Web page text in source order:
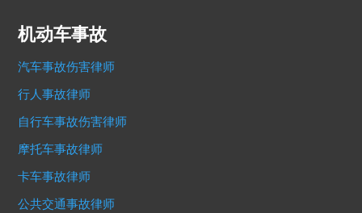
机动车事故
汽车事故伤害律师
行人事故律师
自行车事故伤害律师
摩托车事故律师
卡车事故律师
公共交通事故律师